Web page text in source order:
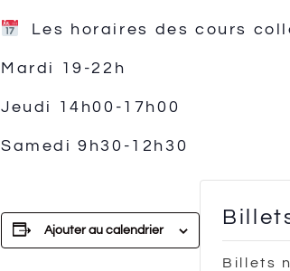
Les horaires des cours
Mardi 19-22h
Jeudi 14h00-17h00
Samedi 9h30-12h30
Ajouter au calendrier
Billets